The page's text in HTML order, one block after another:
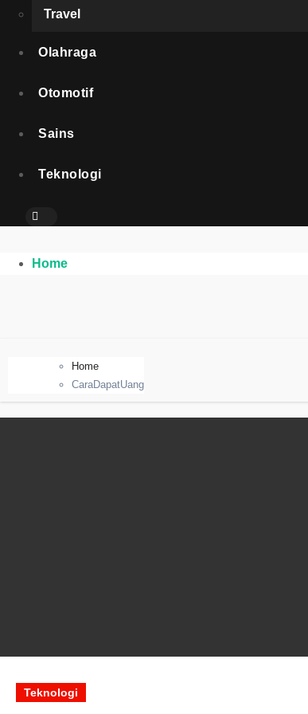
Travel
Olahraga
Otomotif
Sains
Teknologi
Home
Home
CaraDapatUang
Teknologi